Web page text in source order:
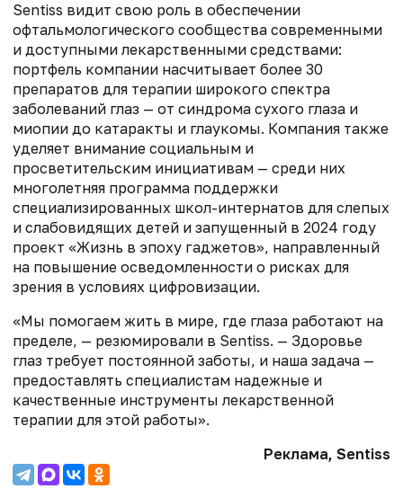
Sentiss видит свою роль в обеспечении
офтальмологического сообщества современными
и доступными лекарственными средствами:
портфель компании насчитывает более 30
препаратов для терапии широкого спектра
заболеваний глаз — от синдрома сухого глаза и
миопии до катаракты и глаукомы. Компания также
уделяет внимание социальным и
просветительским инициативам — среди них
многолетняя программа поддержки
специализированных школ-интернатов для слепых
и слабовидящих детей и запущенный в 2024 году
проект «Жизнь в эпоху гаджетов», направленный
на повышение осведомленности о рисках для
зрения в условиях цифровизации.
«Мы помогаем жить в мире, где глаза работают на
пределе, — резюмировали в Sentiss. — Здоровье
глаз требует постоянной заботы, и наша задача —
предоставлять специалистам надежные и
качественные инструменты лекарственной
терапии для этой работы».
Реклама, Sentiss